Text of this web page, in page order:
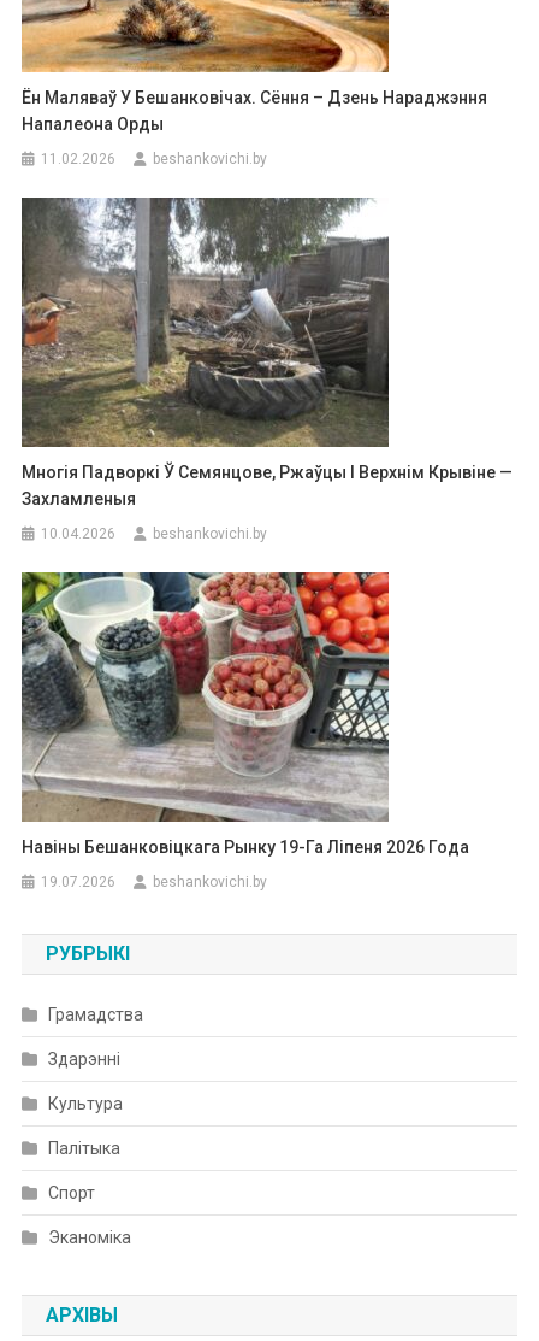
Ён Маляваў У Бешанковічах. Сёння – Дзень Нараджэння
Напалеона Орды
11.02.2026 beshankovichi.by
Многія Падворкі Ў Семянцове, Ржаўцы І Верхнім Крывіне —
Захламленыя
10.04.2026 beshankovichi.by
Навіны Бешанковіцкага Рынку 19-Га Ліпеня 2026 Года
19.07.2026 beshankovichi.by
РУБРЫКІ
Грамадства
Здарэнні
Культура
Палітыка
Спорт
Эканоміка
АРХІВЫ